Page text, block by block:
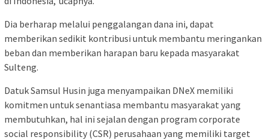
Dia berharap melalui penggalangan dana ini, dapat
memberikan sedikit kontribusi untuk membantu meringankan
beban dan memberikan harapan baru kepada masyarakat
Sulteng.
Datuk Samsul Husin juga menyampaikan DNeX memiliki
komitmen untuk senantiasa membantu masyarakat yang
membutuhkan, hal ini sejalan dengan program corporate
social responsibility (CSR) perusahaan yang memiliki target